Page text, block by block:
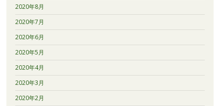
2020年8月
2020年7月
2020年6月
2020年5月
2020年4月
2020年3月
2020年2月